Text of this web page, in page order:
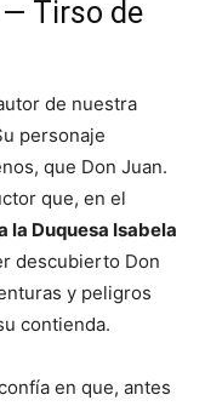
— Tirso de
de nuestra
personaje
que Don Juan.
que, en el
la Duquesa Isabela
descubierto Don
y peligros
contienda.
en que, antes